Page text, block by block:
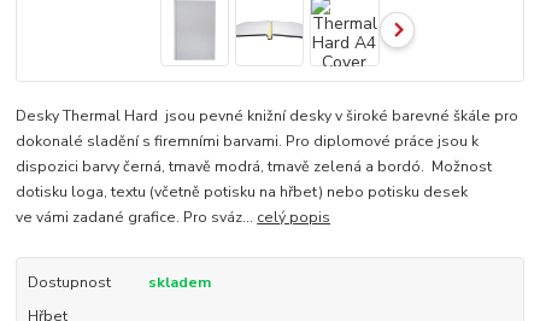
Desky Thermal Hard jsou pevné knižní desky v široké barevné škále pro
dokonalé sladění s firemními barvami. Pro diplomové práce jsou k
dispozici barvy černá, tmavě modrá, tmavě zelená a bordó. Možnost
dotisku loga, textu (včetně potisku na hřbet) nebo potisku desek
ve vámi zadané grafice. Pro sváz... celý popis
Dostupnost
skladem
Hřbet